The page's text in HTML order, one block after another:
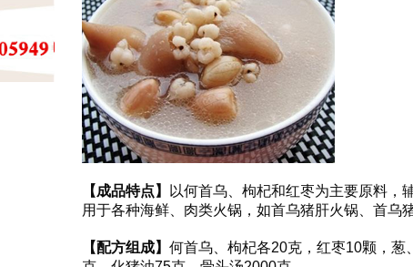
【成品特点】
以何首乌、枸杞和红枣为主要原料，
用于各种海鲜、肉类火锅，如首乌猪肝火锅、首乌
【配方组成】 何首乌、枸杞各20克，红枣10颗，